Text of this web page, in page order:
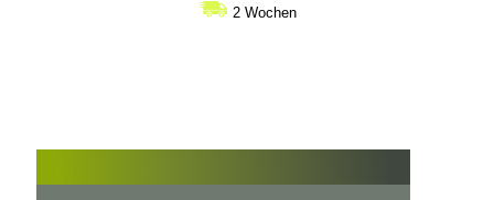
2 Wochen